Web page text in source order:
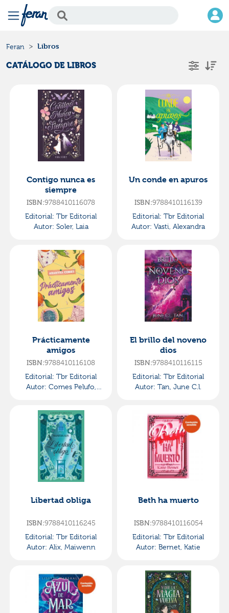
Feran Libros
CATÁLOGO DE LIBROS
Contigo nunca es
siempre
ISBN:9788410116078
Editorial: Tbr Editorial
Autor: Soler, Laia
Un conde en apuros
ISBN:9788410116139
Editorial: Tbr Editorial
Autor: Vasti, Alexandra
Prácticamente
amigos
ISBN:9788410116108
Editorial: Tbr Editorial
Autor: Comes Pelufo,
El brillo del noveno
dios
ISBN:9788410116115
Editorial: Tbr Editorial
Autor: Tan, June C.l.
Libertad obliga
ISBN:9788410116245
Editorial: Tbr Editorial
Autor: Alix, Maiwenn
Beth ha muerto
ISBN:9788410116054
Editorial: Tbr Editorial
Autor: Bernet, Katie